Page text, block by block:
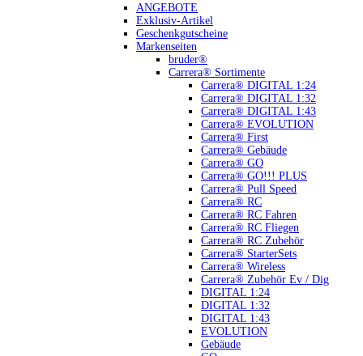
ANGEBOTE
Exklusiv-Artikel
Geschenkgutscheine
Markenseiten
bruder®
Carrera® Sortimente
Carrera® DIGITAL 1:24
Carrera® DIGITAL 1:32
Carrera® DIGITAL 1:43
Carrera® EVOLUTION
Carrera® First
Carrera® Gebäude
Carrera® GO
Carrera® GO!!! PLUS
Carrera® Pull Speed
Carrera® RC
Carrera® RC Fahren
Carrera® RC Fliegen
Carrera® RC Zubehör
Carrera® StarterSets
Carrera® Wireless
Carrera® Zubehör Ev / Dig
DIGITAL 1:24
DIGITAL 1:32
DIGITAL 1:43
EVOLUTION
Gebäude